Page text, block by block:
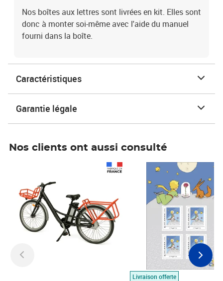
Nos boîtes aux lettres sont livrées en kit. Elles sont
donc à monter soi-même avec l'aide du manuel
fourni dans la boîte.
Caractéristiques
Garantie légale
Nos clients ont aussi consulté
Livraison offerte
Prix 7,50€